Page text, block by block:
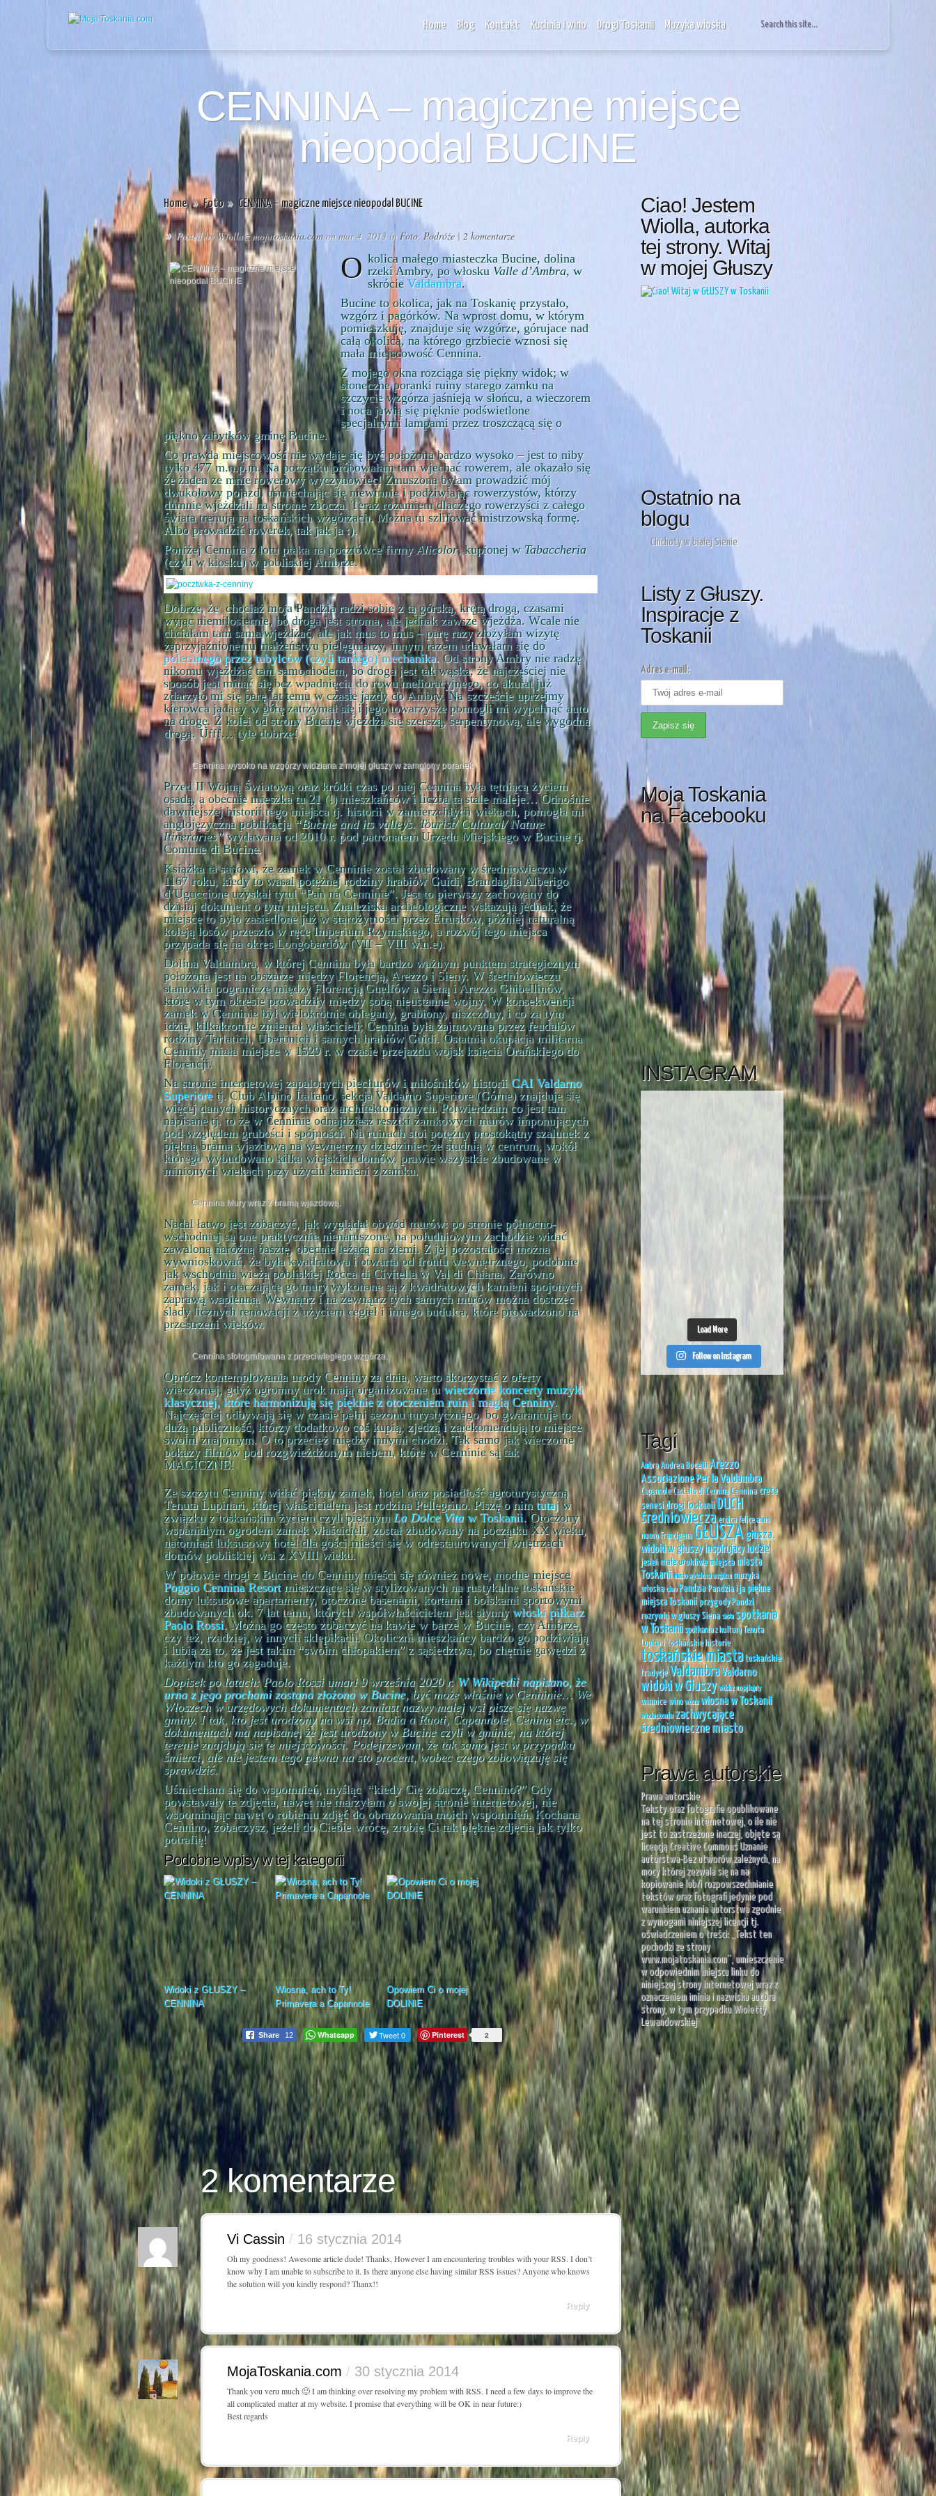
Home Blog Kontakt Kuchnia i wino Drogi Toskanii Muzyka włoska
CENNINA – magiczne miejsce
nieopodal BUCINE
Home » Foto » CENNINA – magiczne miejsce nieopodal BUCINE
» Posted by Wiolla z mojatoskania.comon mar 4, 2013 in Foto, Podróże | 2 komentarze
Okolica małego miasteczka Bucine, dolina rzeki Ambry, po włosku Valle d’Ambra, w
skrócie Valdambra.
Bucine to okolica, jak na Toskanię przystało,
wzgórz i pagórków. Na wprost domu, w którym
pomieszkuję, znajduje się wzgórze, górujace nad
całą okolicą, na którego grzbiecie wznosi się
mała miejscowość Cennina.
Z mojego okna rozciąga się piękny widok; w
słoneczne poranki ruiny starego zamku na
szczycie wzgórza jaśnieją w słońcu, a wieczorem
i noca jawią się pięknie podświetlone
specjalnymi lampami przez troszczącą się o
piękno zabytków gminę Bucine.
Co prawda miejscowość nie wydaje się być położona bardzo wysoko – jest to niby
tylko 477 m.n.p.m. Na początku próbowałam tam wjechać rowerem, ale okazało się
że żaden ze mnie rowerowy wyczynowiec! Zmuszona byłam prowadzić mój
dwukołowy pojazd, uśmiechając się niewinnie i podziwiając rowerzystów, którzy
dumnie wjeżdzali na strome zbocza. Teraz rozumiem dlaczego rowerzyści z całego
świata trenują na toskańskich wzgórzach. Można tu szlifować mistrzowską formę.
Albo prowadzić rowerek, tak jak ja :).
Poniżej Cennina z lotu ptaka na pocztówce firmyAlicolor, kupionej w Tabaccheria
(czyli w kiosku) w pobliskiej Ambrze.
Dobrze, że chociaż moja Pandzia radzi sobie z tą górską, krętą drogą, czasami
wyjąc niemiłosiernie, bo droga jest stroma, ale jednak zawsze wjeżdża. Wcale nie
chciałam tam sama wjeżdżać, ale jak mus to mus – parę razy złożyłam wizytę
zaprzyjaźnionemu małżeństwu pielęgniarzy, innym razem udawałam się do
polecanego przez tubylców (czyli taniego) mechanika. Od strony Ambry nie radzę
nikomu wjeżdżać tam samochodem, bo droga jest tak wąska, że najczęściej nie
sposób jest minąć się bez wpadnięcia do rowu melioracyjnego, co akurat już
zdarzyło mi się parę lat temu w czasie jazdy do Ambry. Na szczęście uprzejmy
kierowca jadący w górę zatrzymał się i jego towarzysze pomogli mi wypchnąć auto
na drogę. Z kolei od strony Bucine wjeżdża się szerszą, serpentynową, ale wygodną
drogą. Ufff… tyle dobrze!
Cennina wysoko na wzgórzy widziana z mojej głuszy w zamglony poranek
Przed II Wojną Światową oraz krótki czas po niej Cennina była tętniącą życiem
osadą, a obecnie mieszka tu 21 (!) mieszkańców i liczba ta stale maleje… Odnośnie
dawniejszej historii tego miejsca tj. historii w zamierzchłych wiekach, pomogła mi
anglojęzyczna poblikacja“Bucine and its valleys. Tourist/ Cultural/ Nature
Itineraries”wydawana od 2010 r. pod patronatem Urzędu Miejskiego w Bucine tj.
Comune di Bucine.
Książka ta sanowi, że zamek w Cenninie został zbudowany w średniowieczu w
1167 roku, kiedy to wasal potężnej rodziny hrabiów Guidi, Brandaglia Alberigo
d’Uguccione uzyskał tytul “Pan na Cenninie”. Jest to pierwszy zachowany do
dzisiaj dokument o tym miejscu. Znaleziska archeologiczne wskazują jednak, że
miejsce to było zasiedlone już w starożytności przez Etrusków, później naturalną
koleją losów przeszło w ręce Imperium Rzymskiego, a rozwój tego miejsca
przypada się na okres Longobardów (VII – VIII w.n.e).
Dolina Valdambra, w której Cennina była bardzo ważnym punktem strategicznym
położona jest na obszarze między Florencją, Arezzo i Sieny. W średniowieczu
stanowiła pogranicze między Florencją Guelfów a Sieną i Arezzo Ghibellinów,
które w tym okresie prowadziły między sobą nieustanne wojny. W konsekwencji
zamek w Cenninie był wielokrotnie oblegany, grabiony, niszczony, i co za tym
idzie, kilkakrotnie zmieniał właścicieli; Cennina była zajmowana przez feudałów
rodziny Tarlatich, Ubertinich i samych hrabiów Guidi. Ostatnia okupacja militarna
Cenniny miała miejsce w 1529 r. w czasie przejazdu wojsk księcia Orańskiego do
Florencji.
Na stronie internetowej zapalonych piechurów i miłośników historiiCAI Valdarno
Superioretj. Club Alpino Italiano, sekcja Valdarno Superiore (Górne) znajduje się
więcej danych historycznych oraz architektonicznych. Potwierdzam co jest tam
napisane tj. to że w Cenninie odnajdziesz resztki zamkowych murów imponujących
pod względem grubości i spójności. Na ruinach stoi potężny prostokątny szalunek z
piękną bramą wjazdową na wewnętrzny dziedziniec ze studnią w centrum, wokół
którego wybudowano kilka wiejskich domów, prawie wszystkie zbudowane w
minionych wiekach przy użyciu kamieni z zamku.
Cennina Mury wraz z bramą wjazdową.
Nadal łatwo jest zobaczyć, jak wyglądał obwód murów: po stronie północno-
wschodniej są one praktycznie nienaruszone, na południowym zachodzie widać
zawaloną narożną basztę, obecnie leżącą na ziemi. Z jej pozostałości można
wywnioskować, że była kwadratowa i otwarta od frontu wewnętrznego, podobnie
jak wschodnia wieża pobliskiej Rocca di Civitella w Val di Chiana. Zarówno
zamek, jak i otaczające go mury wykonane są z kwadratowych kamieni spojonych
zaprawą wapienną. Wewnątrz i na zewnątrz tych samych murów można dostrzec
ślady licznych renowacji z użyciem cegieł i innego budulca, które prowadzono na
przestrzeni wieków.
Cennina sfotografowana z przeciwległego wzgórza.
Oprócz kontemplowania urody Cenniny za dnia, warto skorzystać z oferty
wieczornej, gdyż ogromny urok mają organizowane tuwieczorne koncerty muzyki
klasycznej, które harmonizują się pięknie z otoczeniem ruin i magią Cenniny.
Najczęściej odbywają się w czasie pełni sezonu turystycznego, bo gwarantuje to
dużą publiczność, którzy dodatkowo coś kupią, zjedzą i zarekomendują to miejsce
swoim znajomym. O to przecież między innymi chodzi. Tak samo jak wieczorne
pokazy filmów pod rozgwieżdżonym niebem, które w Cenninie są tak
MAGICZNE!
Ze szczytu Cenniny widać piękny zamek, hotel oraz posiadłość agroturystyczną
Tenuta Lupinari, której właścicielem jest rodzina Pellegrino. Piszę o nim tutaj w
związku z toskańskim życiem czyli pięknym La Dolce Vitaw Toskanii. Otoczony
wspaniałym ogrodem zamek właścicieli, został zbudowany na początku XX wieku,
natomiast luksusowy hotel dla gości mieści się w odrestaurowanych wnętrzach
domów pobliskiej wsi z XVIII wieku.
W połowie drogi z Bucine do Cenniny mieści się również nowe, modne miejsce
Poggio Cennina Resortmieszczące się w stylizowanych na rustykalne toskańskie
domy luksusowe apartamenty, otoczone basenami, kortami i boiskami sportowymi
zbudowanych ok. 7 lat temu, których współwłaścicielem jest słynnywłoski piłkarz
Paolo Rossi. Można go często zobaczyć na kawie w barze w Bucine, czy Ambrze,
czy też, rzadziej, w innych sklepikach. Okoliczni mieszkańcy bardzo go podziwiają
i lubią za to, że jest takim “swoim chłopakiem” z sąsiedztwa, bo chętnie gawędzi z
każdym kto go zagaduje.
Dopisek po latach: Paolo Rossi umarł 9 września 2020 r.W Wikipedii napisano, że
urna z jego prochami zostana złożona w Bucine, być może właśnie w Cenninie… We
Włoszech w urzędowych dokumentach zamiast nazwy małej wsi pisze się nazwę
gminy. I tak, kto jest urodzony na wsi np. Badia a Ruoti, Capannole, Cenina etc., w
dokumentach ma napisane, że jest urodzony w Bucine czyli w gminie, na której
terenie znajdują się te miejscowości. Podejrzewam, że tak samo jest w przypadku
śmierci, ale nie jestem tego pewna na sto procent, wobec czego zobowiązuję się
sprawdzić.
Uśmiecham się do wspomnień, myśląc “kiedy Cię zobaczę, Cennino?” Gdy
powstawały te zdjęcia, nawet nie marzyłam o swojej stronie internetowej, nie
wspominając nawet o robieniu zdjęć do obrazowania moich wspomnień. Kochana
Cennino, zobaczysz, jeżeli do Ciebie wrócę, zrobię Ci tak piękne zdjęcia jak tylko
potrafię!
Podobne wpisy w tej kategorii
Widoki z GŁUSZY –
CENNINA
Wiosna, ach to Ty!
Primavera a Capannole
Opowiem Ci o mojej
DOLINIE
Share 12 Whatsapp Tweet 0 Pinterest 2
Ciao! Jestem
Wiolla, autorka
tej strony. Witaj
w mojej Głuszy
Ostatnio na
blogu
Chichoty w białej Sienie
Listy z Głuszy.
Inspiracje z
Toskanii
Adres e-mail:
Moja Toskania
na Facebooku
INSTAGRAM
Load More
Follow on Instagram
Tagi
Ambra Andrea Bocelli Arezzo
Associazione Per la Valdambra
Capannole Castello di Cennina Cennina crete
senesi drogi Toskanii DUCH
średniowiecza eroica felice anno
nuovo Francigena GŁUSZA głusza.
widoki w głuszy inspirujacy ludzie
jesień małe urokliwe miejsca miasta
Toskanii miasto wysoko na wzgórzu muzyka
włoska oliwa Pandzia Pandzia i ja piękne
miejsca Toskanii przygody Pandzi
rozrywki w głuszy Siena siesta spotkania
w Toskanii spotkania z kulturą Tenuta
Lupinari toskańskie historie
toskańskie miasta toskańskie
tradycje ValdambraValdarno
widoki w Głuszy widok z mojej kajuty
winnice wino wiosna wiosna w Toskanii
włoska piosenka zachwycające
średniowieczne miasto
Prawa autorskie
Prawa autorskie
Teksty oraz fotografie opublikowane
na tej stronie internetowej, o ile nie
jest to zastrzeżone inaczej, objęte są
licencją Creative Commons Uznanie
autorstwa-Bez utworów zależnych, na
mocy której zezwala się na na
kopiowanie lub/i rozpowszechnianie
tekstów oraz fotografi jedynie pod
warunkiem uznania autorstwa zgodnie
z wymogami niniejszej licencji tj.
oświadczeniem o treści: „Tekst ten
pochodzi ze strony
www.mojatoskania.com”, umieszczenie
w odpowiednim miejscu linku do
niniejszej strony internetowej wraz z
oznaczeniem iminia i nazwiska autora
strony, w tym przypadku Wioletty
Lewandowskiej
2 komentarze
Vi Cassin / 16 stycznia 2014
Oh my goodness! Awesome article dude! Thanks, However I am encountering troubles with your RSS. I don’t
know why I am unable to subscribe to it. Is there anyone else having similar RSS issues? Anyone who knows
the solution will you kindly respond? Thanx!!
Reply
MojaToskania.com / 30 stycznia 2014
Thank you veru much 🙂 I am thinking over resolving my problem with RSS. I need a few days to improve the
all complicated matter at my website. I promise that everything will be OK in near future:)
Best regards
Reply